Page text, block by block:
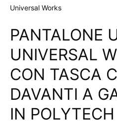
Universal Works
PANTALONE
UNIVERSAL
CON TASCA
DAVANTI A
IN